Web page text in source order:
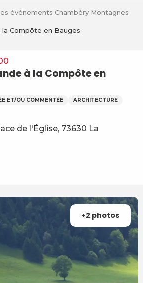
évènements Chambéry Montagnes
Compôte en Bauges
à la Compôte en
ET/OU COMMENTÉE
ARCHITECTURE
de l'Église, 73630 La
aux favoris
+2 photos